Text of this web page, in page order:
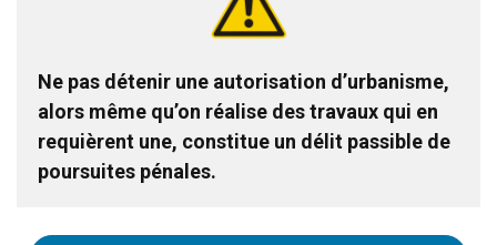
Ne pas détenir une autorisation d’urbanisme,
alors même qu’on réalise des travaux qui en
requièrent une, constitue un délit passible de
poursuites pénales.